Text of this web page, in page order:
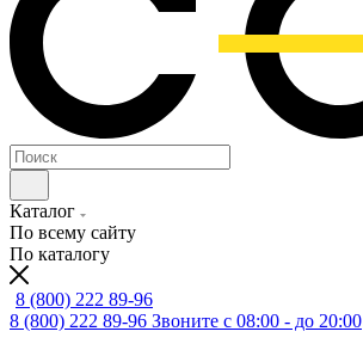
Каталог
По всему сайту
По каталогу
8 (800) 222 89-96
8 (800) 222 89-96 Звоните с 08:00 - до 20:00